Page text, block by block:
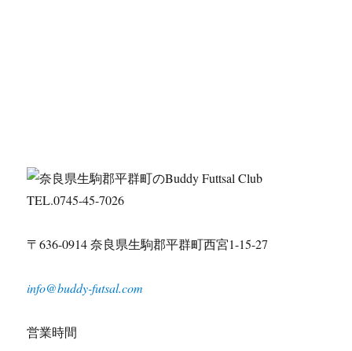
TEL.0745-45-7026
〒636-0914 奈良県生駒郡平群町西宮1-15-27
info@buddy-futsal.com
営業時間